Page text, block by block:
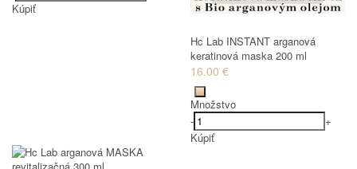
Kúpiť
Hc Lab INSTANT arganová
keratinová maska 200 ml
16.00 €
Množstvo
-
+
Kúpiť